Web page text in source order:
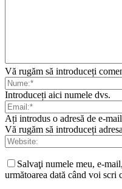
Vă rugăm să introduceți
Introduceți aici numele dvs.
Ați introdus o adresă de e-
Vă rugăm să introduceți
Salvaţi numele meu, e-
următoarea dată când voi scri